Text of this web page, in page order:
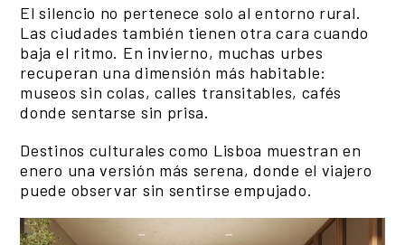
El silencio no pertenece solo al entorno rural.
Las ciudades también tienen otra cara cuando
baja el ritmo. En invierno, muchas urbes
recuperan una dimensión más habitable:
museos sin colas, calles transitables, cafés
donde sentarse sin prisa.
Destinos culturales como Lisboa muestran en
enero una versión más serena, donde el viajero
puede observar sin sentirse empujado.